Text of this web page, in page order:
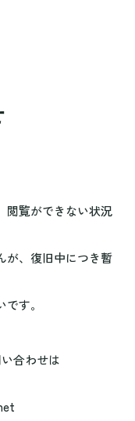
閲覧ができない状況
が、復旧中につき暫
す。
合わせは